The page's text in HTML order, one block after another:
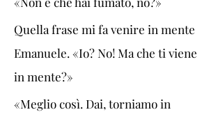
Quella frase mi fa venire in mente
Emanuele. «Io? No! Ma che ti viene
in mente?»
«Meglio così. Dai, torniamo in